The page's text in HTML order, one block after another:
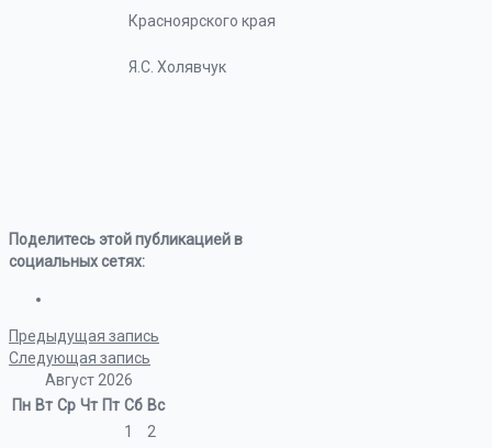
Красноярского края
Я.С. Холявчук
Поделитесь этой публикацией в
социальных сетях:
Предыдущая запись
Следующая запись
Август 2026
Пн Вт Ср Чт Пт Сб Вс
1
2